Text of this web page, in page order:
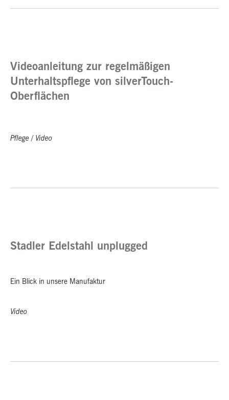
Videoanleitung zur regelmäßigen
Unterhaltspflege von silverTouch-
Oberflächen
Pflege / Video
Stadler Edelstahl unplugged
Ein Blick in unsere Manufaktur
Video